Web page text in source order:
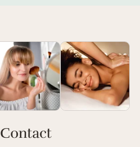
Contact